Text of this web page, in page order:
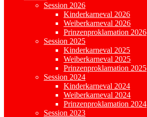
Session 2026
Kinderkarneval 2026
Weiberkarneval 2026
Prinzenproklamation 2026
Session 2025
Kinderkarneval 2025
Weiberkarneval 2025
Prinzenproklamation 2025
Session 2024
Kinderkarneval 2024
Weiberkarneval 2024
Prinzenproklamation 2024
Session 2023